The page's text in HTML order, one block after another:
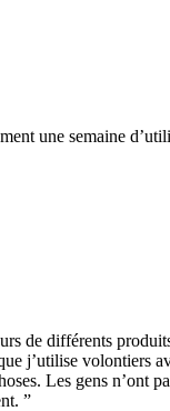
une semaine
de différents
j’utilise volontiers
Les gens
”